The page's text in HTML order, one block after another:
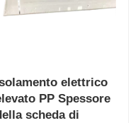
elettrico
PP Spessore
scheda di